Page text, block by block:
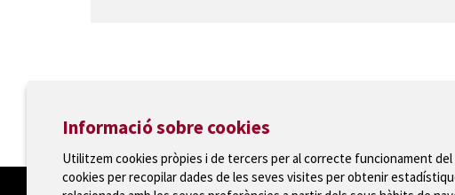
T 972 75 81 12 · Plaça de la Vila, 1 · 17257 Torroella de Montgrí
Informació sobre cookies
Utilitzem cookies pròpies i de tercers per al correcte funcionament
cookies per recopilar dades de les seves visites per obtenir